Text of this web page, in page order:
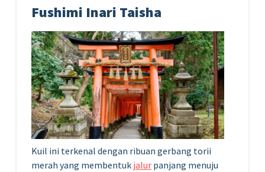
Fushimi Inari Taisha
Kuil ini terkenal dengan ribuan gerbang torii
merah yang membentuk jalur panjang menuju